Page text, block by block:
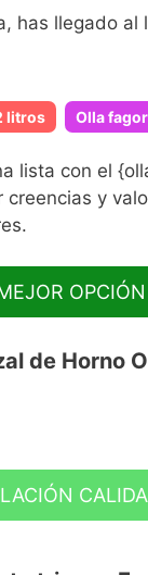
has llegado al
litros Olla
lista con el
y
OPCIÓN
de Horno